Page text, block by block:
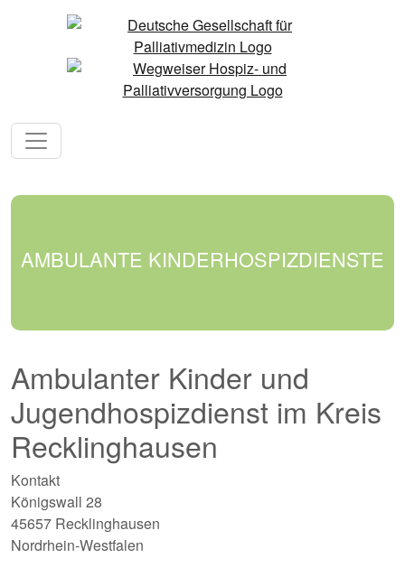
AMBULANTE KINDERHOSPIZDIENSTE
Ambulanter Kinder und
Jugendhospizdienst im Kreis
Recklinghausen
Kontakt
Königswall 28
45657 Recklinghausen
Nordrhein-Westfalen